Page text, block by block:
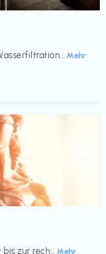
Mehr
zur rech... Mehr